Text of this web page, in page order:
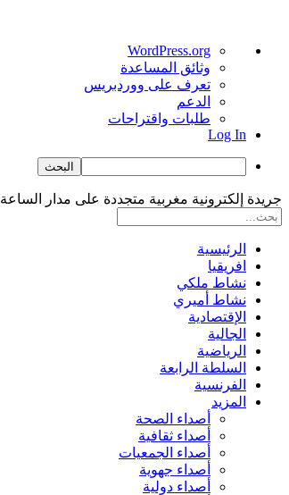
نبذة
ووردبريس
WordPress.org
وثائق المساعدة
تعرف على ووردبريس
الدعم
طلبات واقتراحات
Log In
البحث
جريدة إلكترونية مغربية متجددة على مدار الساعة
الرئيسية
افريقيا
نشاط ملكي
نشاط أميري
الإقتصادية
الجالية
الرياضية
السلطة الرابعة
الفرنسية
المزيد
أصداء الصحة
أصداء ثقافية
أصداء الجمعيات
أصداء جهوية
أصداء دولية